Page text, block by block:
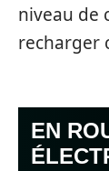
niveau de
recharger
EN